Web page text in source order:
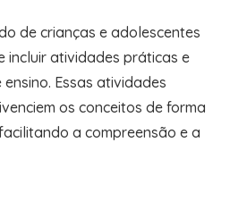
de crianças e adolescentes
incluir atividades práticas e
Essas atividades
os conceitos de forma
a compreensão e a